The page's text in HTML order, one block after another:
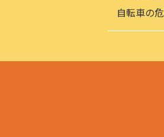
自転車の